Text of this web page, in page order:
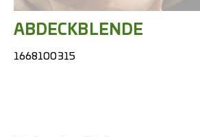
ABDECKBLENDE
1668100315